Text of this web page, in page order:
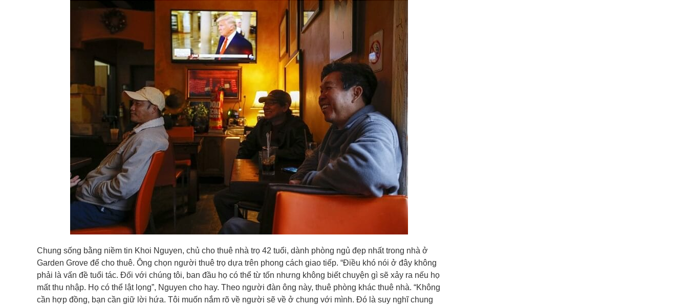
Chung sống bằng niềm tin Khoi Nguyen, chủ cho thuê nhà trọ 42 tuổi, dành phòng ngủ đẹp nhất trong nhà ở
Garden Grove để cho thuê. Ông chọn người thuê trọ dựa trên phong cách giao tiếp. “Điều khó nói ở đây không
phải là vấn đề tuổi tác. Đối với chúng tôi, ban đầu họ có thể từ tốn nhưng không biết chuyện gì sẽ xảy ra nếu họ
mất thu nhập. Họ có thể lật lọng”, Nguyen cho hay. Theo người đàn ông này, thuê phòng khác thuê nhà. “Không
cần hợp đồng, bạn cần giữ lời hứa. Tôi muốn nắm rõ về người sẽ về ở chung với mình. Đó là suy nghĩ chung